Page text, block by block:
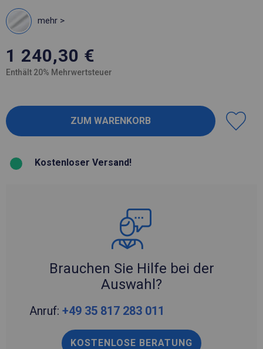
mehr >
1 240,30 €
Enthält 20% Mehrwertsteuer
Kostenloser Versand!
Brauchen Sie Hilfe bei der
Auswahl?
Anruf: +49 35 817 283 011
KOSTENLOSE BERATUNG